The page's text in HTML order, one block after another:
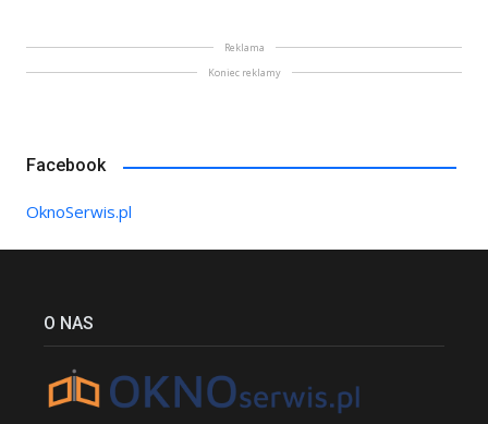
Reklama
Koniec reklamy
Facebook
OknoSerwis.pl
O NAS